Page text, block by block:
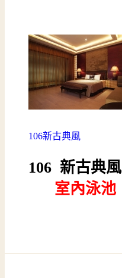
106新古典風
106 新古典風
室內泳池